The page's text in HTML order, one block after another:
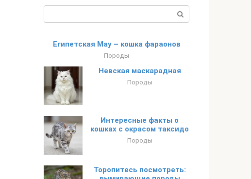
Египетская Мау – кошка фараонов
Породы
Невская маскарадная
Породы
Интересные факты о
кошках с окрасом таксидо
Породы
Торопитесь посмотреть: